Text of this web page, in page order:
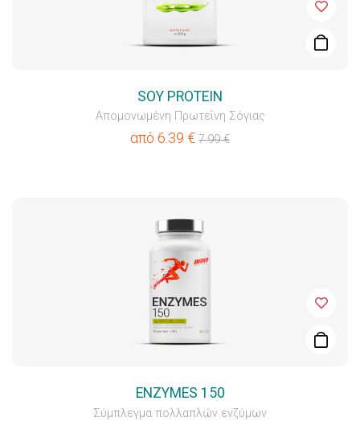
SOY PROTEIN
Απομονωμένη Πρωτεΐνη Σόγιας
από 6.39 € 7.99€
ENZYMES 150
Σύμπλεγμα πολλαπλών ενζύμων